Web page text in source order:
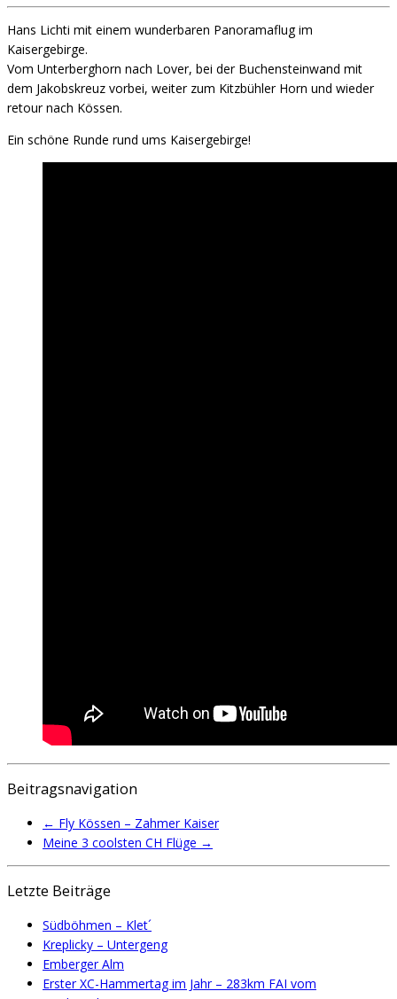
Hans Lichti mit einem wunderbaren Panoramaflug im
Kaisergebirge.
Vom Unterberghorn nach Lover, bei der Buchensteinwand mit
dem Jakobskreuz vorbei, weiter zum Kitzbühler Horn und wieder
retour nach Kössen.
Ein schöne Runde rund ums Kaisergebirge!
Beitragsnavigation
← Fly Kössen – Zahmer Kaiser
Meine 3 coolsten CH Flüge →
Letzte Beiträge
Südböhmen – Klet´
Kreplicky – Untergeng
Emberger Alm
Erster XC-Hammertag im Jahr – 283km FAI vom